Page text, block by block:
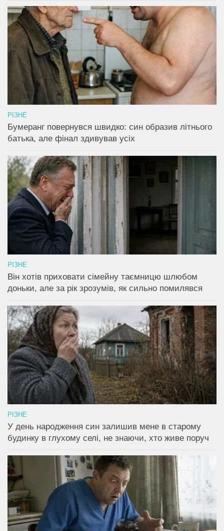
РІЗНЕ
Бумеранг повернувся швидко: син образив літнього
батька, але фінал здивував усіх
РІЗНЕ
Він хотів приховати сімейну таємницю шлюбом
доньки, але за рік зрозумів, як сильно помилявся
РІЗНЕ
У день народження син залишив мене в старому
будинку в глухому селі, не знаючи, хто живе поруч